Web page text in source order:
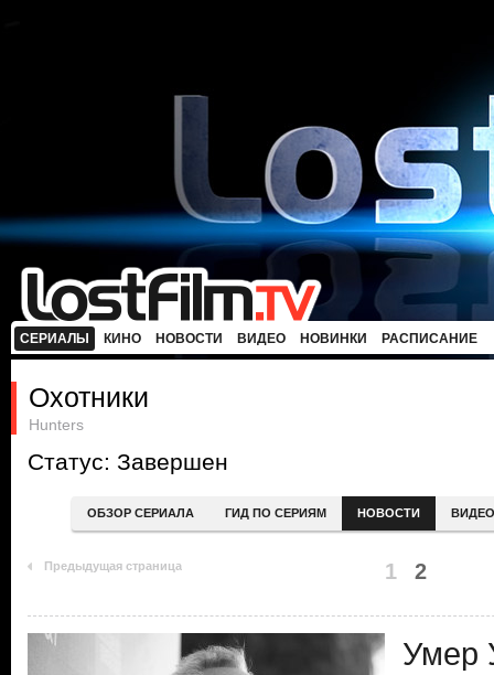
СЕРИАЛЫ КИНО НОВОСТИ ВИДЕО НОВИНКИ РАСПИСАНИЕ
Охотники
Hunters
Статус: Завершен
ОБЗОР СЕРИАЛА ГИД ПО СЕРИЯМ НОВОСТИ ВИДЕО
Предыдущая страница 1 2
Умер